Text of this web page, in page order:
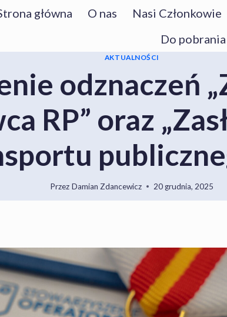
główna O nas Nasi Członkowie
Do pobrania
AKTUALNOŚCI
odznaczeń
RP” oraz
Przez Damian Zdancewicz 20 grudnia, 2025